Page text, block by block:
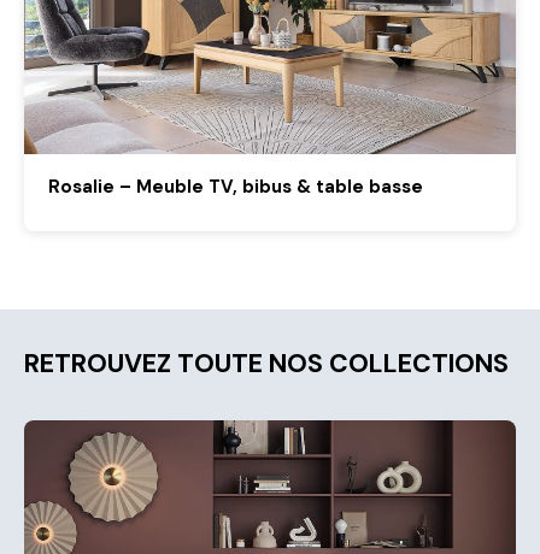
Rosalie – Meuble TV, bibus & table basse
RETROUVEZ TOUTE NOS COLLECTIONS